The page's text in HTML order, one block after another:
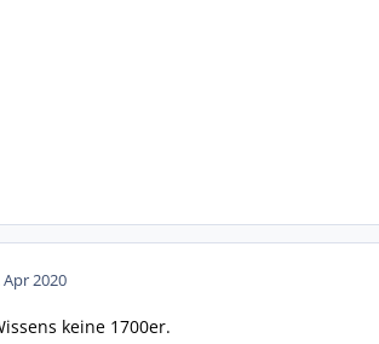
Apr 2020
keine 1700er.